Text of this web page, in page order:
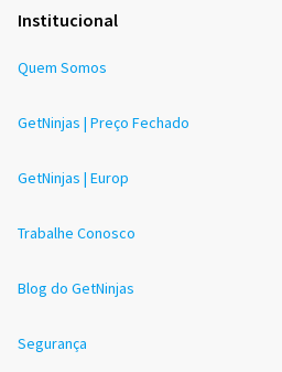
Institucional
Quem Somos
GetNinjas | Preço Fechado
GetNinjas | Europ
Trabalhe Conosco
Blog do GetNinjas
Segurança